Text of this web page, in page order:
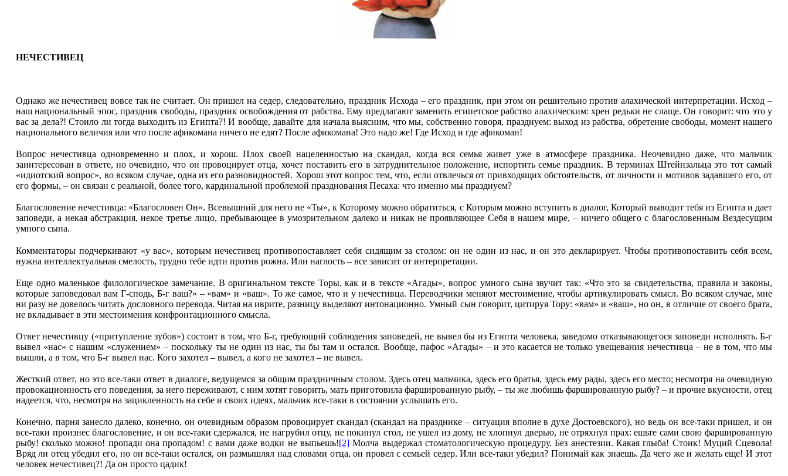
НЕЧЕСТИВЕЦ
Однако же нечестивец вовсе так не считает. Он пришел на седер, следовательно, праздник Исхода – его праздник, при этом он решительно против алахической интерпретации. Исход –
наш национальный эпос, праздник свободы, праздник освобождения от рабства. Ему предлагают заменить египетское рабство алахическим: хрен редьки не слаще. Он говорит: что это у
вас за дела?! Стоило ли тогда выходить из Египта?! И вообще, давайте для начала выясним, что мы, собственно говоря, празднуем: выход из рабства, обретение свободы, момент нашего
национального величия или что после афикомана ничего не едят? После афикомана! Это надо же! Где Исход и где афикоман!
Вопрос нечестивца одновременно и плох, и хорош. Плох своей нацеленностью на скандал, когда вся семья живет уже в атмосфере праздника. Неочевидно даже, что мальчик
заинтересован в ответе, но очевидно, что он провоцирует отца, хочет поставить его в затруднительное положение, испортить семье праздник. В терминах Штейнзальца это тот самый
«идиотский вопрос», во всяком случае, одна из его разновидностей. Хорош этот вопрос тем, что, если отвлечься от привходящих обстоятельств, от личности и мотивов задавшего его, от
его формы, – он связан с реальной, более того, кардинальной проблемой празднования Песаха: что именно мы празднуем?
Благословение нечестивца: «Благословен Он». Всевышний для него не «Ты», к Которому можно обратиться, с Которым можно вступить в диалог, Который выводит тебя из Египта и дает
заповеди, а некая абстракция, некое третье лицо, пребывающее в умозрительном далеко и никак не проявляющее Себя в нашем мире, – ничего общего с благословенным Вездесущим
умного сына.
Комментаторы подчеркивают «у вас», которым нечестивец противопоставляет себя сидящим за столом: он не один из нас, и он это декларирует. Чтобы противопоставить себя всем,
нужна интеллектуальная смелость, трудно тебе идти против рожна. Или наглость – все зависит от интерпретации.
Еще одно маленькое филологическое замечание. В оригинальном тексте Торы, как и в тексте «Агады», вопрос умного сына звучит так: «Что это за свидетельства, правила и законы,
которые заповедовал вам Г‑сподь, Б‑г ваш?» – «вам» и «ваш». То же самое, что и у нечестивца. Переводчики меняют местоимение, чтобы артикулировать смысл. Во всяком случае, мне
ни разу не довелось читать дословного перевода. Читая на иврите, разницу выделяют интонационно. Умный сын говорит, цитируя Тору: «вам» и «ваш», но он, в отличие от своего брата,
не вкладывает в эти местоимения конфронтационного смысла.
Ответ нечестивцу («притупление зубов») состоит в том, что Б‑г, требующий соблюдения заповедей, не вывел бы из Египта человека, заведомо отказывающегося заповеди исполнять. Б-г
вывел «нас» с нашим «служением» – поскольку ты не один из нас, ты бы там и остался. Вообще, пафос «Агады» – и это касается не только увещевания нечестивца – не в том, что мы
вышли, а в том, что Б‑г вывел нас. Кого захотел – вывел, а кого не захотел – не вывел.
Жесткий ответ, но это все-таки ответ в диалоге, ведущемся за общим праздничным столом. Здесь отец мальчика, здесь его братья, здесь ему рады, здесь его место; несмотря на очевидную
провокационность его поведения, за него переживают, с ним хотят говорить, мать приготовила фаршированную рыбу, – ты же любишь фаршированную рыбу? – и прочие вкусности, отец
надеется, что, несмотря на зацикленность на себе и своих идеях, мальчик все-таки в состоянии услышать его.
Конечно, парня занесло далеко, конечно, он очевидным образом провоцирует скандал (скандал на празднике – ситуация вполне в духе Достоевского), но ведь он все-таки пришел, и он
все-таки произнес благословение, и он все-таки сдержался, не нагрубил отцу, не покинул стол, не ушел из дому, не хлопнул дверью, не отряхнул прах: ешьте сами свою фаршированную
рыбу! сколько можно! пропади она пропадом! с вами даже водки не выпьешь![2] Молча выдержал стоматологическую процедуру. Без анестезии. Какая глыба! Стоик! Муций Сцевола!
Вряд ли отец убедил его, но он все-таки остался, он размышлял над словами отца, он провел с семьей седер. Или все-таки убедил? Понимай как знаешь. Да чего же и желать еще! И этот
человек нечестивец?! Да он просто цадик!